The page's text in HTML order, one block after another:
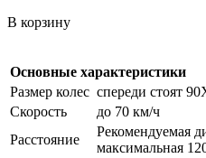
В корзину
Основные характеристики
Размер колес спереди стоят
Скорость
до 70 км/ч
Расстояние
Рекомендуемая
максимальная